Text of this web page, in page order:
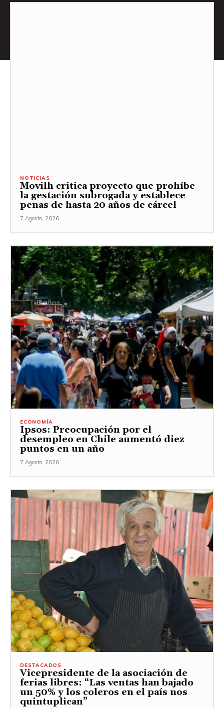
NOTICIAS
Movilh critica proyecto que prohíbe
la gestación subrogada y establece
penas de hasta 20 años de cárcel
7 Agosto, 2026
ECONOMÍA
Ipsos: Preocupación por el
desempleo en Chile aumentó diez
puntos en un año
7 Agosto, 2026
DESTACADOS
Vicepresidente de la asociación de
ferias libres: “Las ventas han bajado
un 50% y los coleros en el país nos
quintuplican”